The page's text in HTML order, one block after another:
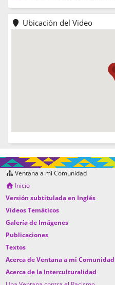
Ubicación del Video
Ventana a mi Comunidad
Inicio
Versión subtitulada en Inglés
Videos Temáticos
Galería de Imágenes
Publicaciones
Textos
Acerca de Ventana a mi Comunidad
Acerca de la Interculturalidad